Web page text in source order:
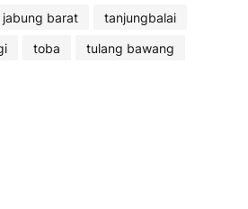
barat
tanjungbalai
toba tulang bawang